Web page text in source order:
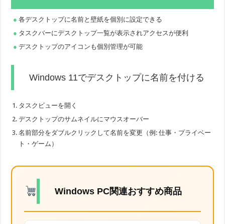
各デスクトップに名前と壁紙を個別に設定できる
タスクバーにデスクトップ一覧が表示されアクセスが便利
デスクトップのアイコンも個別管理が可能
Windows 11でデスクトップに名前を付ける
タスクビューを開く
デスクトップのサムネイルにマウスオーバー
名前部分をダブルクリックして名前を変更（例: 仕事・プライベー
ト・ゲーム）
Windows PC関連おすすめ商品